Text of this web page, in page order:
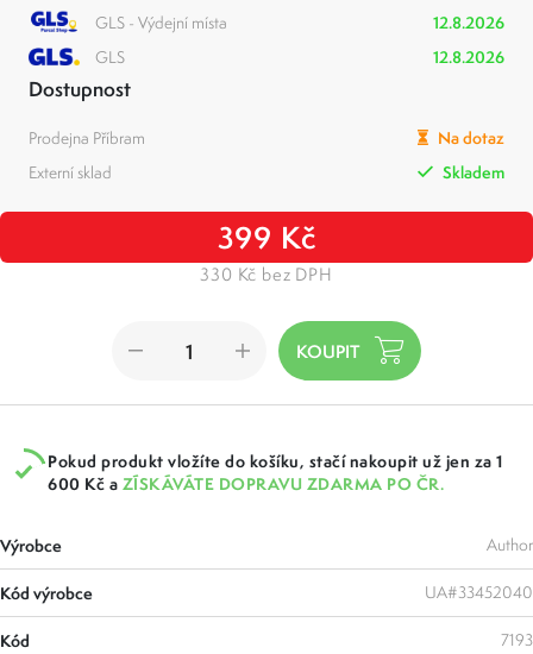
GLS - Výdejní místa
12.8.2026
GLS
12.8.2026
Dostupnost
Prodejna Příbram
Na dotaz
Externí sklad
Skladem
399 Kč
330 Kč bez DPH
Pokud produkt vložíte do košíku, stačí nakoupit už jen za 1
600 Kč a ZÍSKÁVÁTE DOPRAVU ZDARMA PO ČR.
Výrobce Author
Kód výrobce UA#33452040
Kód 7193